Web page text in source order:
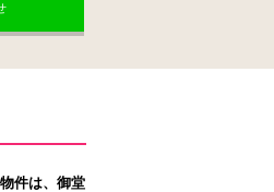
件は、御堂